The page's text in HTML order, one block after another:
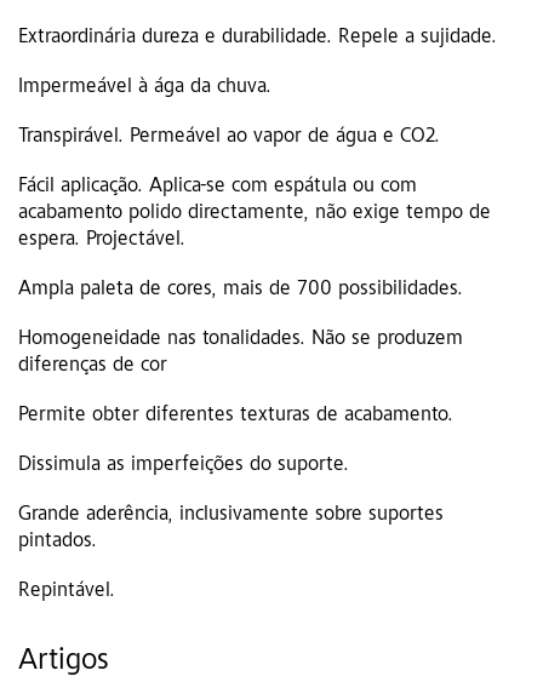
Extraordinária dureza e durabilidade. Repele a sujidade.
Impermeável à ága da chuva.
Transpirável. Permeável ao vapor de água e CO2.
Fácil aplicação. Aplica-se com espátula ou com
acabamento polido directamente, não exige tempo de
espera. Projectável.
Ampla paleta de cores, mais de 700 possibilidades.
Homogeneidade nas tonalidades. Não se produzem
diferenças de cor
Permite obter diferentes texturas de acabamento.
Dissimula as imperfeições do suporte.
Grande aderência, inclusivamente sobre suportes
pintados.
Repintável.
Artigos